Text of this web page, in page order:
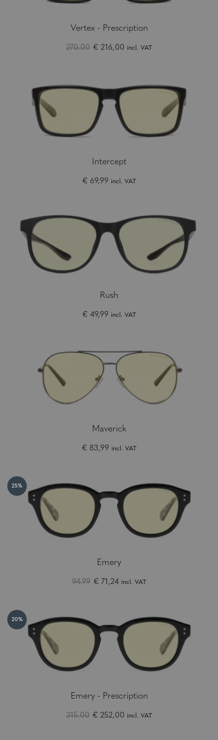
Vertex - Prescription
270.00 € 216,00 incl. VAT
Intercept
€ 69,99 incl. VAT
Rush
€ 49,99 incl. VAT
Maverick
€ 83,99 incl. VAT
25%
Emery
94.99 € 71,24 incl. VAT
20%
Emery - Prescription
315.00 € 252,00 incl. VAT